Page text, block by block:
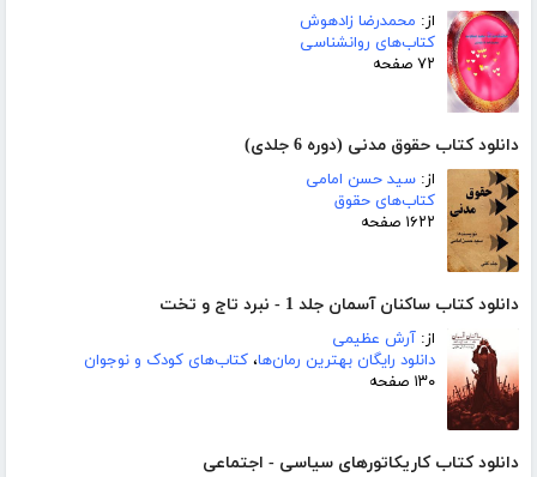
از: محمدرضا زادهوش
کتاب‌های روانشناسی
۷۲ صفحه
دانلود کتاب حقوق مدنی (دوره 6 جلدی)
از: سید حسن امامی
کتاب‌های حقوق
۱۶۲۲ صفحه
دانلود کتاب ساکنان آسمان جلد 1 - نبرد تاج و تخت
از: آرش عظیمی
دانلود رایگان بهترین رمان‌ها، کتاب‌های کودک و نوجوان
۱۳۰ صفحه
دانلود کتاب کاریکاتورهای سیاسی - اجتماعی